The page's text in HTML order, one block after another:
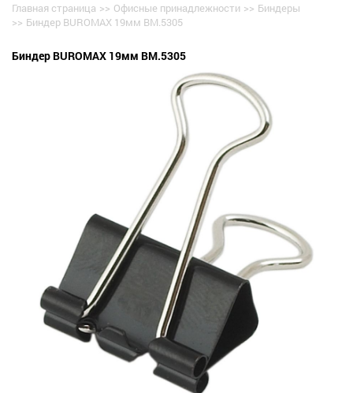
Главная страница >> Офисные принадлежности >> Биндеры
>> Биндер BUROMAX 19мм BM.5305
Биндер BUROMAX 19мм BM.5305